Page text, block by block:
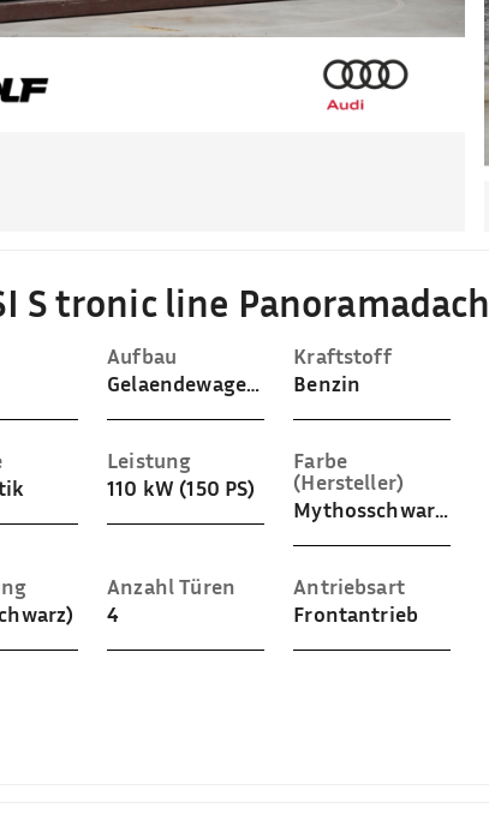
S tronic line Panoramadach
Aufbau
Gelaendewagen / Pickup
Kraftstoff
Benzin
Leistung
110 kW (150 PS)
Farbe
(Hersteller)
Mythosschwarz Metallic
Anzahl Türen
4
Antriebsart
Frontantrieb